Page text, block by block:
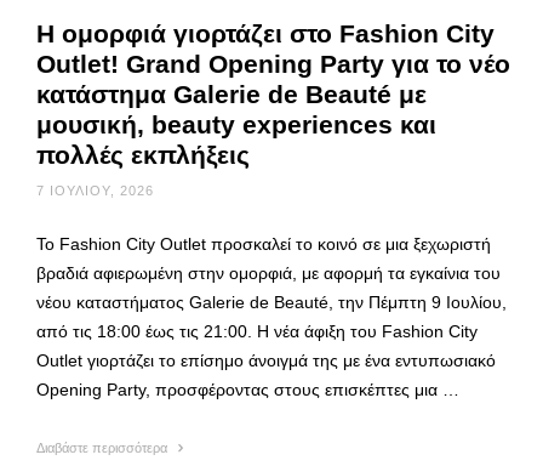
Η ομορφιά γιορτάζει στο Fashion City
Outlet! Grand Opening Party για το νέο
κατάστημα Galerie de Beauté με
μουσική, beauty experiences και
πολλές εκπλήξεις
7 ΙΟΥΛΊΟΥ, 2026
Το Fashion City Outlet προσκαλεί το κοινό σε μια ξεχωριστή
βραδιά αφιερωμένη στην ομορφιά, με αφορμή τα εγκαίνια του
νέου καταστήματος Galerie de Beauté, την Πέμπτη 9 Ιουλίου,
από τις 18:00 έως τις 21:00. Η νέα άφιξη του Fashion City
Outlet γιορτάζει το επίσημο άνοιγμά της με ένα εντυπωσιακό
Opening Party, προσφέροντας στους επισκέπτες μια …
Διαβάστε περισσότερα